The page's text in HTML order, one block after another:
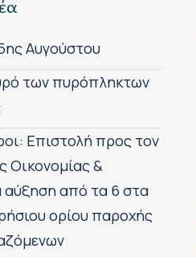
Αυγούστου
των πυρόπληκτων
Επιστολή προς τον
Οικονομίας &
αύξηση από τα 6 στα
ορίου παροχής